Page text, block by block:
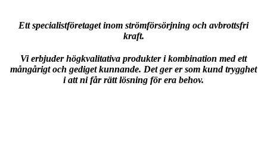
Ett specialistföretaget inom strömförsörjning och avbrottsfri
kraft.
Vi erbjuder högkvalitativa produkter i kombination med ett
mångårigt och gediget kunnande. Det ger er som kund trygghet
i att ni får rätt lösning för era behov.